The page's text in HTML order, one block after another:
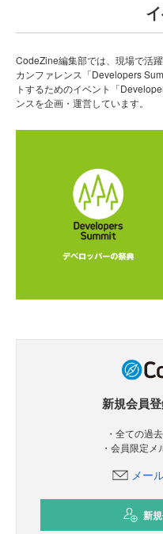
CodeZine編集部では、現場で活
カンファレンス「Developers
トするためのイベント「
ンスを企画・運営しています。
新規会員
・全ての過
・会員限定
メー
新